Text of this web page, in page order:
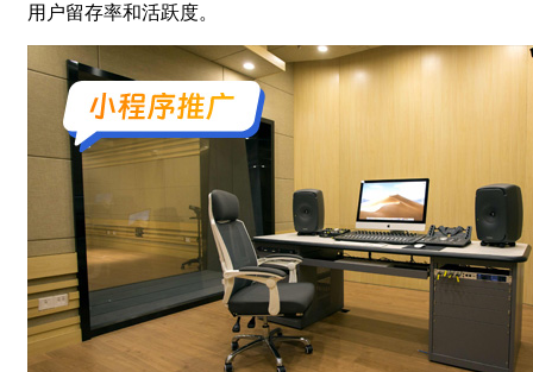
用户留存率和活跃度。